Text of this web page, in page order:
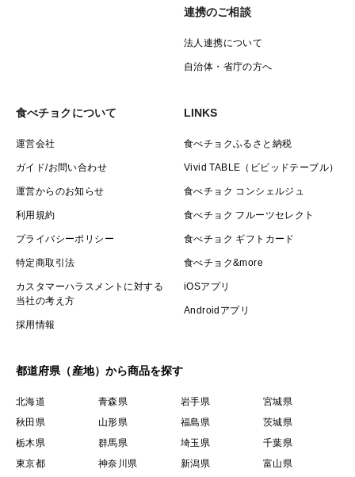
連携のご相談
法人連携について
自治体・省庁の方へ
食べチョクについて
運営会社
ガイド/お問い合わせ
運営からのお知らせ
利用規約
プライバシーポリシー
特定商取引法
カスタマーハラスメントに対する
当社の考え方
採用情報
LINKS
食べチョクふるさと納税
Vivid TABLE（ビビッドテーブル）
食べチョク コンシェルジュ
食べチョク フルーツセレクト
食べチョク ギフトカード
食べチョク&more
iOSアプリ
Androidアプリ
都道府県（産地）から商品を探す
北海道 青森県 岩手県
宮城県
秋田県
山形県 福島県
茨城県
栃木県
群馬県 埼玉県
千葉県
東京都
神奈川県 新潟県
富山県